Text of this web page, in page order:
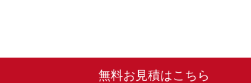
無料お見積はこちら